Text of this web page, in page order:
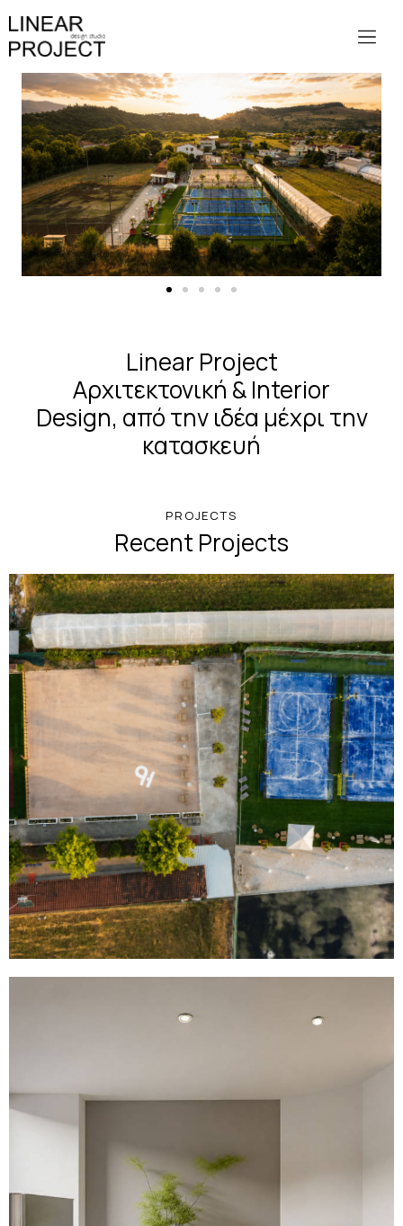
Linear Project
Αρχιτεκτονική & Interior
Design, από την ιδέα μέχρι την
κατασκευή
PROJECTS
Recent Projects
Sport Center
Linkedin